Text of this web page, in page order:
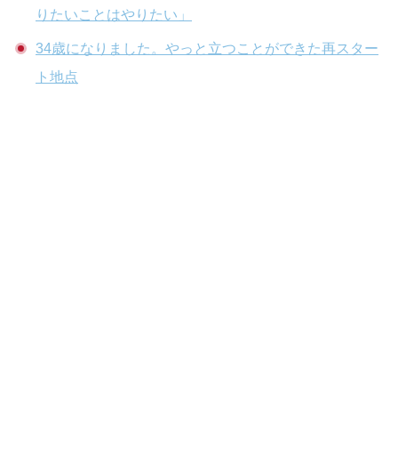
りたいことはやりたい」
34歳になりました。やっと立つことができた再スター
ト地点